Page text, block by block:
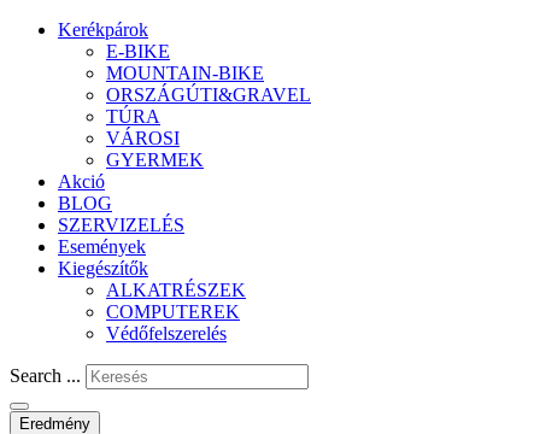
Kerékpárok
E-BIKE
MOUNTAIN-BIKE
ORSZÁGÚTI&GRAVEL
TÚRA
VÁROSI
GYERMEK
Akció
BLOG
SZERVIZELÉS
Események
Kiegészítők
ALKATRÉSZEK
COMPUTEREK
Védőfelszerelés
Search ...
Eredmény